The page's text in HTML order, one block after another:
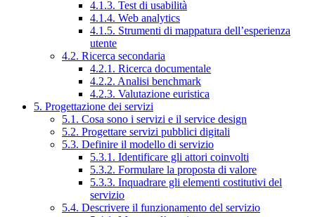
4.1.3. Test di usabilità
4.1.4. Web analytics
4.1.5. Strumenti di mappatura dell’esperienza
utente
4.2. Ricerca secondaria
4.2.1. Ricerca documentale
4.2.2. Analisi benchmark
4.2.3. Valutazione euristica
5. Progettazione dei servizi
5.1. Cosa sono i servizi e il service design
5.2. Progettare servizi pubblici digitali
5.3. Definire il modello di servizio
5.3.1. Identificare gli attori coinvolti
5.3.2. Formulare la proposta di valore
5.3.3. Inquadrare gli elementi costitutivi del
servizio
5.4. Descrivere il funzionamento del servizio